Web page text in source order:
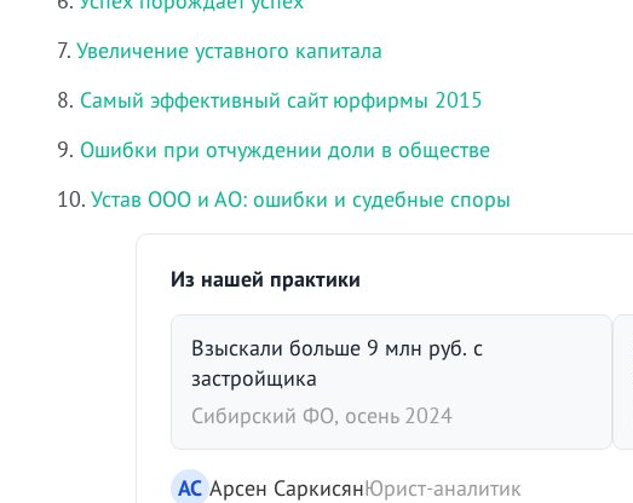
7. Увеличение уставного капитала
8. Самый эффективный сайт юрфирмы 2015
9. Ошибки при отчуждении доли в обществе
10. Устав ООО и АО: ошибки и судебные споры
Из нашей практики
Взыскали больше 9 млн руб. с
застройщика
Сибирский ФО, осень 2024
АС Арсен СаркисянЮрист-аналитик